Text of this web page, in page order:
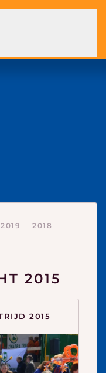
2019
2018
2015
2015